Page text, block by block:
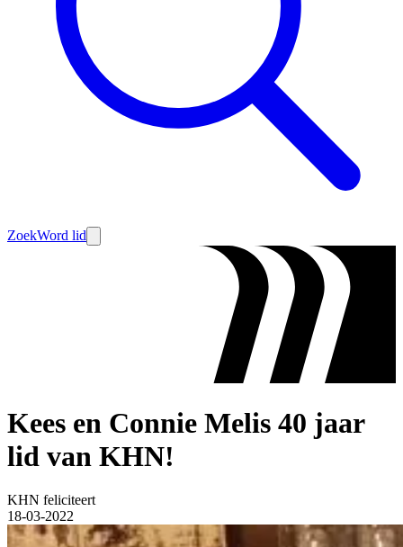
ZoekWord lid
Kees en Connie Melis 40 jaar
lid van KHN!
KHN feliciteert
18-03-2022